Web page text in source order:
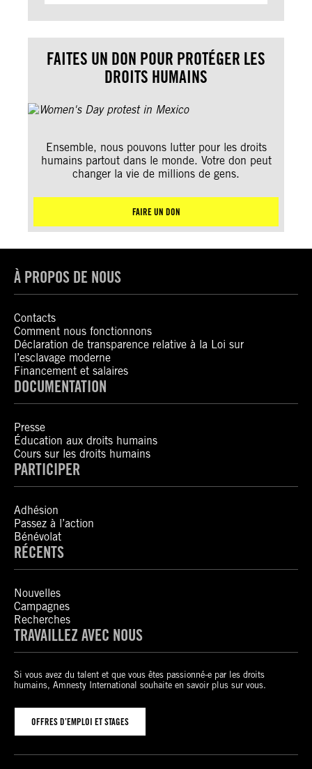
FAITES UN DON POUR PROTÉGER LES
DROITS HUMAINS
Ensemble, nous pouvons lutter pour les droits
humains partout dans le monde. Votre don peut
changer la vie de millions de gens.
FAIRE UN DON
À PROPOS DE NOUS
Contacts
Comment nous fonctionnons
Déclaration de transparence relative à la Loi sur
l’esclavage moderne
Financement et salaires
DOCUMENTATION
Presse
Éducation aux droits humains
Cours sur les droits humains
PARTICIPER
Adhésion
Passez à l’action
Bénévolat
RÉCENTS
Nouvelles
Campagnes
Recherches
TRAVAILLEZ AVEC NOUS
Si vous avez du talent et que vous êtes passionné-e par les droits
humains, Amnesty International souhaite en savoir plus sur vous.
OFFRES D’EMPLOI ET STAGES